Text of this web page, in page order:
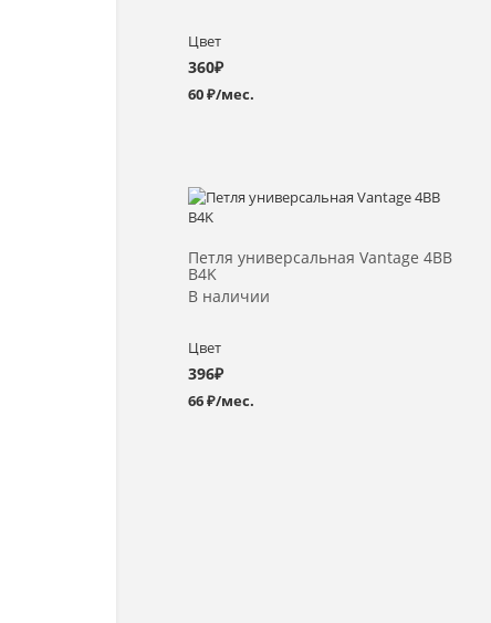
Цвет
360₽
60 ₽/мес.
Петля универсальная Vantage 4ВВ
B4K
В наличии
Цвет
396₽
66 ₽/мес.
Выбрать >